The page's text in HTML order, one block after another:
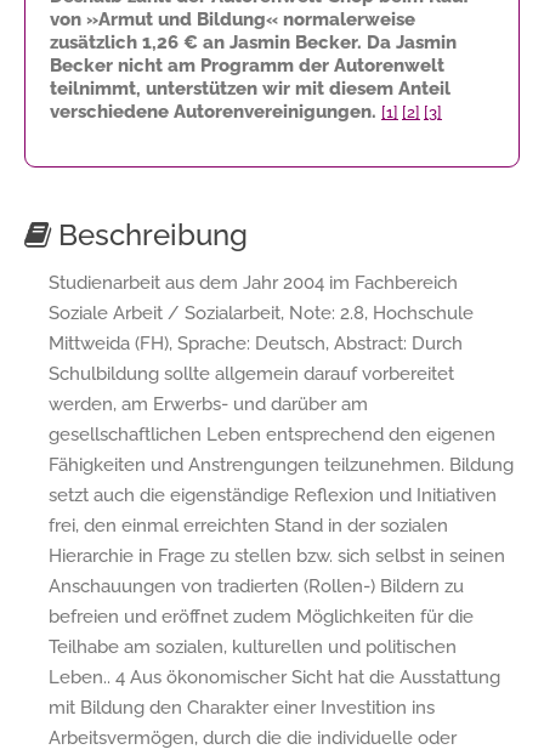
von »Armut und Bildung« normalerweise
zusätzlich 1,26 € an Jasmin Becker. Da Jasmin
Becker nicht am Programm der Autorenwelt
teilnimmt, unterstützen wir mit diesem Anteil
verschiedene Autorenvereinigungen. [1] [2] [3]
Beschreibung
Studienarbeit aus dem Jahr 2004 im Fachbereich
Soziale Arbeit / Sozialarbeit, Note: 2.8, Hochschule
Mittweida (FH), Sprache: Deutsch, Abstract: Durch
Schulbildung sollte allgemein darauf vorbereitet
werden, am Erwerbs- und darüber am
gesellschaftlichen Leben entsprechend den eigenen
Fähigkeiten und Anstrengungen teilzunehmen. Bildung
setzt auch die eigenständige Reflexion und Initiativen
frei, den einmal erreichten Stand in der sozialen
Hierarchie in Frage zu stellen bzw. sich selbst in seinen
Anschauungen von tradierten (Rollen-) Bildern zu
befreien und eröffnet zudem Möglichkeiten für die
Teilhabe am sozialen, kulturellen und politischen
Leben.. 4 Aus ökonomischer Sicht hat die Ausstattung
mit Bildung den Charakter einer Investition ins
Arbeitsvermögen, durch die die individuelle oder